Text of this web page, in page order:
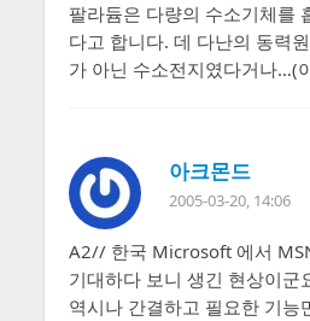
팔라듐은 다량의 수소기체를
다고 합니다. 데 다난의 동력
가 아닌 수소전지였다거나…(
아크몬드
2005-03-20, 14:06
A2// 한국 Microsoft 에서
기대하다 보니 생긴 현상이군
역시나 간결하고 필요한 기능